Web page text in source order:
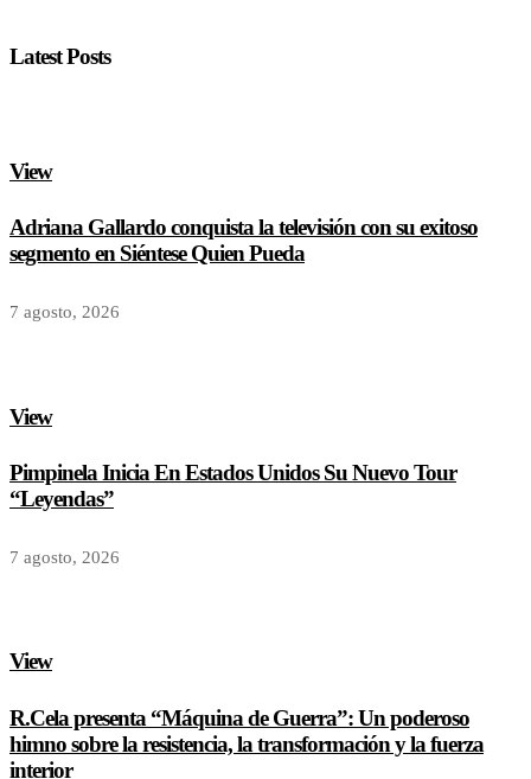
Latest Posts
View
Adriana Gallardo conquista la televisión con su exitoso
segmento en Siéntese Quien Pueda
7 agosto, 2026
View
Pimpinela Inicia En Estados Unidos Su Nuevo Tour
“Leyendas”
7 agosto, 2026
View
R.Cela presenta “Máquina de Guerra”: Un poderoso
himno sobre la resistencia, la transformación y la fuerza
interior